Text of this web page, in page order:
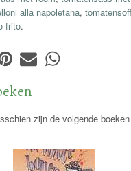
alla napoletana,
frito.
zijn de volgende